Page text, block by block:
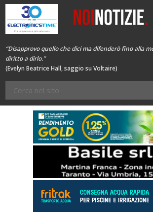
“Disapprovo quello che dici ma difenderò fino alla
diritto a dirlo.”
(Evelyn Beatrice Hall, saggio su Voltaire)